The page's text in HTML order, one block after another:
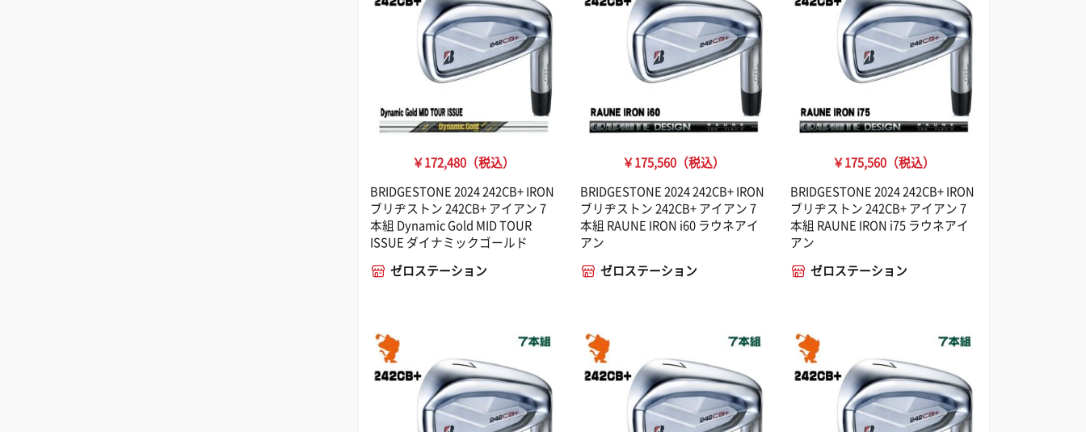
￥172,480（税込）
BRIDGESTONE 2024 242CB+ IRON
ブリヂストン 242CB+ アイアン 7
本組 Dynamic Gold MID TOUR
ISSUE ダイナミックゴールド
ゼロステーション
￥175,560（税込）
BRIDGESTONE 2024 242CB+ IRON
ブリヂストン 242CB+ アイアン 7
本組 RAUNE IRON i60 ラウネアイ
アン
ゼロステーション
￥175,560（税込）
BRIDGESTONE 2024 242CB+ IRON
ブリヂストン 242CB+ アイアン 7
本組 RAUNE IRON i75 ラウネアイ
アン
ゼロステーション